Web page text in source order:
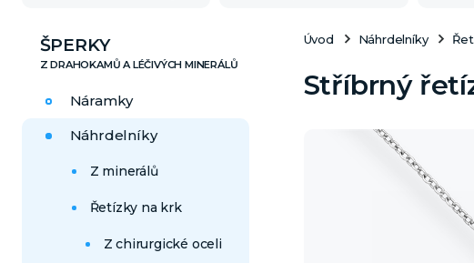
ŠPERKY
Náramky
Náhrdelníky
Z minerálů
Řetízky na krk
Z chirurgické oceli
Úvod Náhrdelníky
Stříbrný